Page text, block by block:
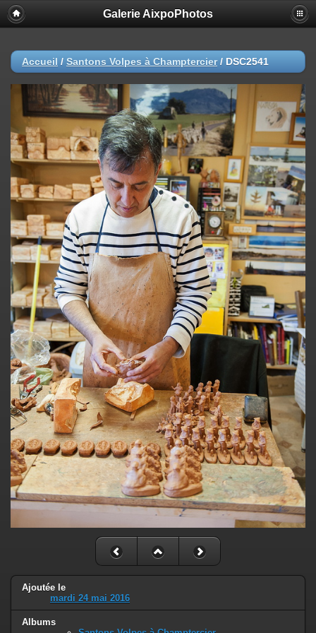
Galerie AixpoPhotos
Accueil / Santons Volpes à Champtercier/ DSC2541
Ajoutée le
mardi 24 mai 2016
Albums